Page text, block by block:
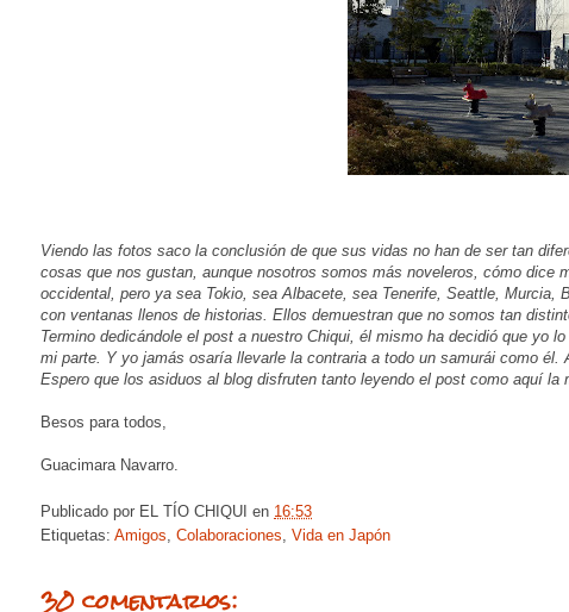
Viendo las fotos saco la conclusión de que sus vidas no han de ser tan
cosas que nos gustan, aunque nosotros somos más noveleros, cómo
occidental, pero ya sea Tokio, sea Albacete, sea Tenerife, Seattle, Murcia,
con ventanas llenos de historias. Ellos demuestran que no somos tan
Termino dedicándole el post a nuestro Chiqui, él mismo ha decidió que yo
mi parte. Y yo jamás osaría llevarle la contraria a todo un samurái como
Espero que los asiduos al blog disfruten tanto leyendo el post como aquí
Besos para todos,
Guacimara Navarro.
Publicado por EL TÍO CHIQUI en 16:53
Etiquetas: Amigos Colaboraciones Vida en Japón
30 comentarios: